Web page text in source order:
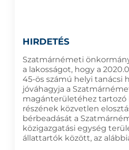
HIRDETÉS
Szatmárnémeti
a lakosságot, hogy a
45-ös számú helyi tanácsi
jóváhagyja a
magánterületéhez tartozó
részének közvetlen
bérbeadását a
közigazgatási egység
állattartók között, az